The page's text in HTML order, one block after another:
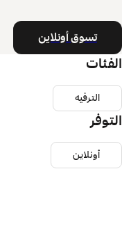
تسوق أونلاين
الفئات
الترفيه
التوفر
أونلاين